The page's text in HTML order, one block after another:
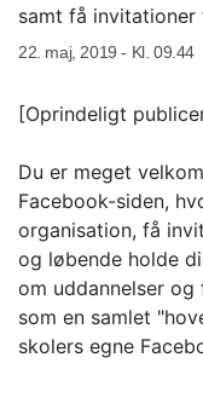
samt få invitationer
22. maj, 2019 - Kl. 09.44
[Oprindeligt
Du er meget
Facebook-siden,
organisation, få
og løbende holde
om uddannelser og
som en samlet
skolers egne